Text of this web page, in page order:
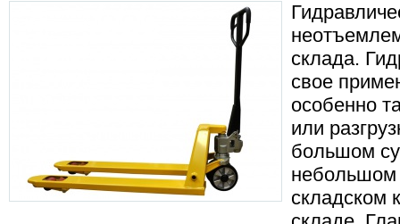
склада.
свое
особенно
или
большом
небольшом
складском